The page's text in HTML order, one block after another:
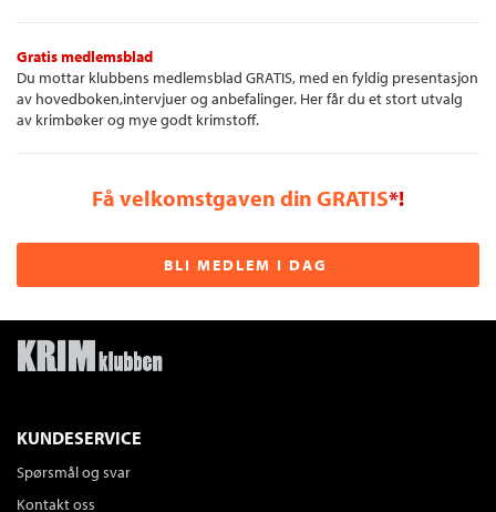
Gratis medlemsblad
Du mottar klubbens medlemsblad GRATIS, med en fyldig presentasjon
av hovedboken,intervjuer og anbefalinger. Her får du et stort utvalg
av krimbøker og mye godt krimstoff.
Få velkomstgaven din GRATIS*!
BLI MEDLEM I DAG
KUNDESERVICE
Spørsmål og svar
Kontakt oss